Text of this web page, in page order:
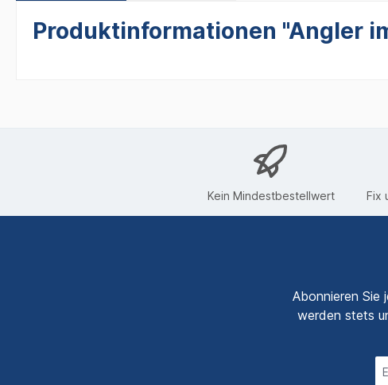
Produktinformationen "Angler
Kein Mindestbestellwert Fix
Abonnieren Sie
werden stets